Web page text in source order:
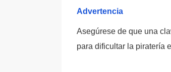
Advertencia
Asegúrese de que una
para dificultar la piratería